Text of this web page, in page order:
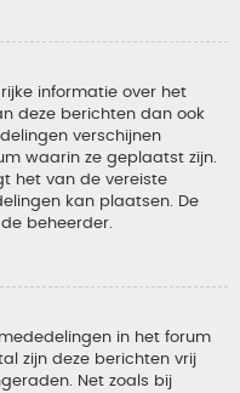
informatie over het
deze berichten dan ook
verschijnen
waarin ze geplaatst zijn.
het van de vereiste
kan plaatsen. De
beheerder.
in het forum
zijn deze berichten vrij
Net zoals bij